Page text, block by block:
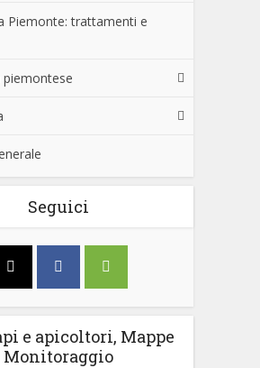
Piemonte: trattamenti e
Seguici
e apicoltori, Mappe
Monitoraggio